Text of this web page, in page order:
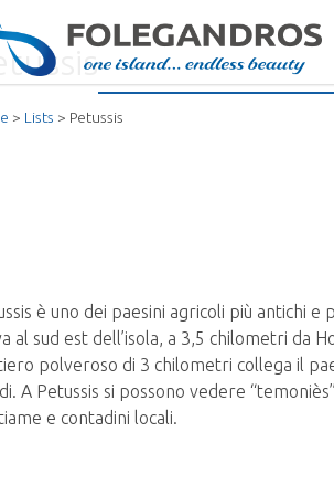
Island
Lists Petussis
è uno dei paesini agricoli più antichi e
al sud est dell’isola, a 3,5 chilometri da
polveroso di 3 chilometri collega il
A Petussis si possono vedere
e contadini locali.